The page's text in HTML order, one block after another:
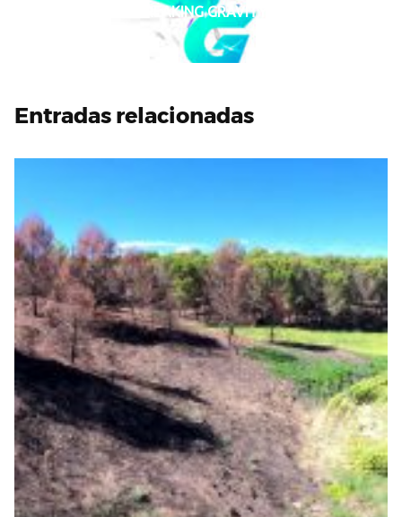
BREAKING GRAVITY
Entradas relacionadas